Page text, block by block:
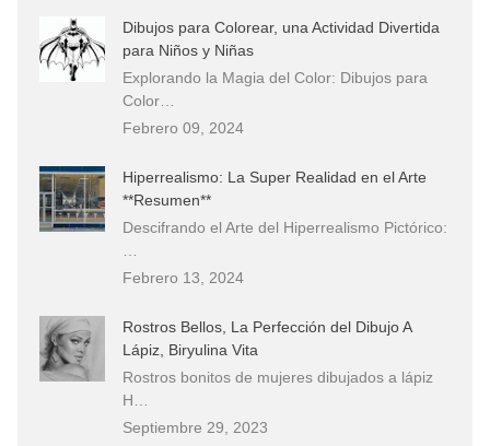
Dibujos para Colorear, una Actividad Divertida
para Niños y Niñas
Explorando la Magia del Color: Dibujos para
Color…
Febrero 09, 2024
Hiperrealismo: La Super Realidad en el Arte
**Resumen**
Descifrando el Arte del Hiperrealismo Pictórico:
Febrero 13, 2024
Rostros Bellos, La Perfección del Dibujo A
Lápiz, Biryulina Vita
Rostros bonitos de mujeres dibujados a lápiz
H…
Septiembre 29, 2023